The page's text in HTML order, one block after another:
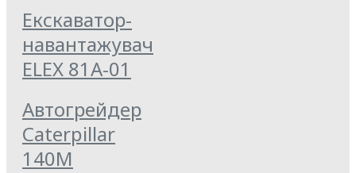
Екскаватор-
навантажувач
ELEX 81А-01
Автогрейдер
Caterpillar
140M